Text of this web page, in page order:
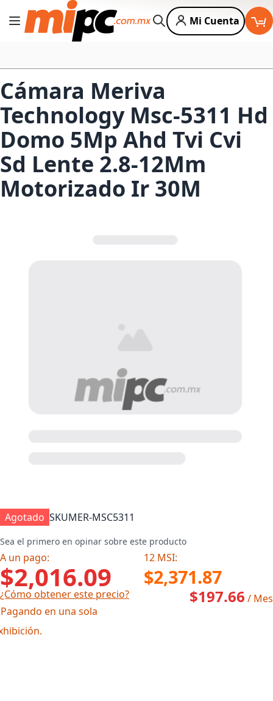
Cambiar Nav
Buscar
Mi Cuenta
Cámara Meriva
Technology Msc-5311 Hd
Domo 5Mp Ahd Tvi Cvi
Sd Lente 2.8-12Mm
Motorizado Ir 30M
Agotado SKUMER-MSC5311
Sea el primero en opinar sobre este producto
A un pago: 12 MSI:
$2,016.09 $2,371.87
¿Cómo obtener este precio?
en una sola
$197.66 / Mes